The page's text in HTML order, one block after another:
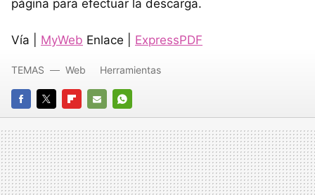
página para efectuar la descarga.
Vía | MyWeb Enlace | ExpressPDF
FACEBOOK
TWITTERFLIPBOARD
E-
MAIL
WHATSAPP
TEMAS Web Herramientas